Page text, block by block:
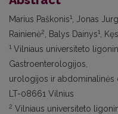
Marius Paškonis1 , Jonas
Rainienė2 , Balys Dainys1 ,
1 Vilniaus universiteto
Gastroenterologijos,
urologijos ir abdominalinės
LT-08661 Vilnius
2 Vilniaus universiteto